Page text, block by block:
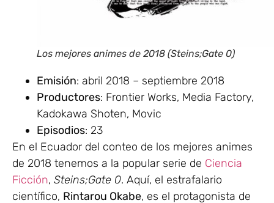
Los mejores animes de 2018 (Steins;Gate 0)
Emisión: abril 2018 – septiembre 2018
Productores: Frontier Works, Media Factory,
Kadokawa Shoten, Movic
Episodios: 23
En el Ecuador del conteo de los mejores animes
de 2018 tenemos a la popular serie de Ciencia
Ficción, Steins;Gate 0. Aquí, el estrafalario
científico, Rintarou Okabe, es el protagonista de